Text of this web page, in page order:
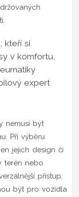
kteří si
v komfortu,
expert
nemusí být
Při výběru
jejich design či
terén nebo
přístup.
být pro vozidla